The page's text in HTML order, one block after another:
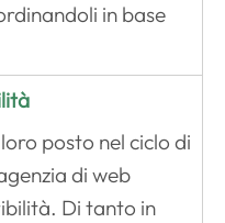
in base
posto nel ciclo di
di web
Di tanto in